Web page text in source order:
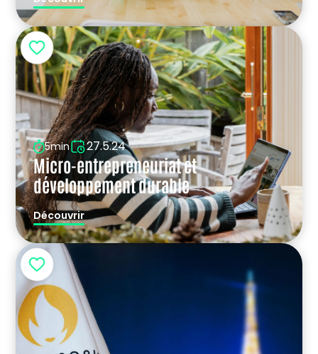
5min 27.5.24
Micro-entrepreneuriat et
développement durable
Découvrir